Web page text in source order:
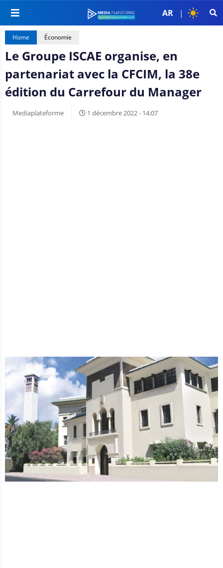
AR |
Home Économie
Le Groupe ISCAE organise, en
partenariat avec la CFCIM, la 38e
édition du Carrefour du Manager
Mediaplateforme 1 décembre 2022 - 14:07